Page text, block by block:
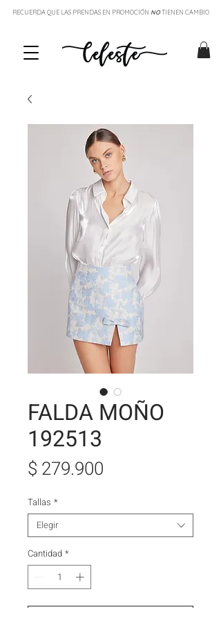
RECUERDA QUE LAS PRENDAS EN PROMOCIÓN NOTIENEN CAMBIO
FALDA MOÑO
192513
$ 279.900
Tallas *
Elegir
Cantidad *